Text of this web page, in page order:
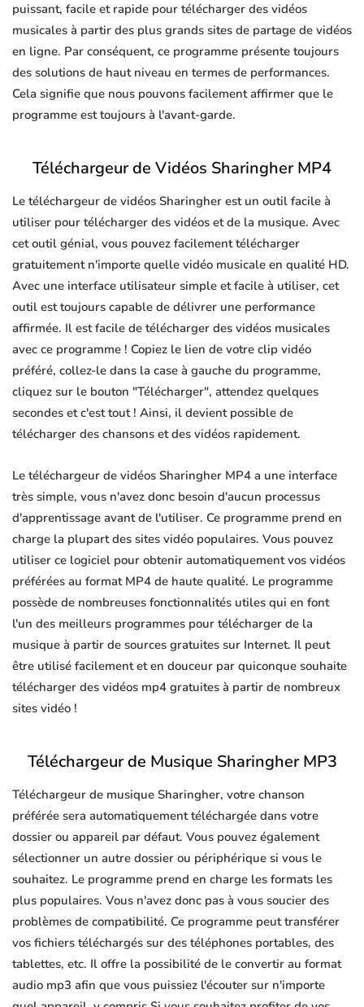
puissant, facile et rapide pour télécharger des vidéos
musicales à partir des plus grands sites de partage de vidéos
en ligne. Par conséquent, ce programme présente toujours
des solutions de haut niveau en termes de performances.
Cela signifie que nous pouvons facilement affirmer que le
programme est toujours à l'avant-garde.
Téléchargeur de Vidéos Sharingher MP4
Le téléchargeur de vidéos Sharingher est un outil facile à
utiliser pour télécharger des vidéos et de la musique. Avec
cet outil génial, vous pouvez facilement télécharger
gratuitement n'importe quelle vidéo musicale en qualité HD.
Avec une interface utilisateur simple et facile à utiliser, cet
outil est toujours capable de délivrer une performance
affirmée. Il est facile de télécharger des vidéos musicales
avec ce programme ! Copiez le lien de votre clip vidéo
préféré, collez-le dans la case à gauche du programme,
cliquez sur le bouton "Télécharger", attendez quelques
secondes et c'est tout ! Ainsi, il devient possible de
télécharger des chansons et des vidéos rapidement.
Le téléchargeur de vidéos Sharingher MP4 a une interface
très simple, vous n'avez donc besoin d'aucun processus
d'apprentissage avant de l'utiliser. Ce programme prend en
charge la plupart des sites vidéo populaires. Vous pouvez
utiliser ce logiciel pour obtenir automatiquement vos vidéos
préférées au format MP4 de haute qualité. Le programme
possède de nombreuses fonctionnalités utiles qui en font
l'un des meilleurs programmes pour télécharger de la
musique à partir de sources gratuites sur Internet. Il peut
être utilisé facilement et en douceur par quiconque souhaite
télécharger des vidéos mp4 gratuites à partir de nombreux
sites vidéo !
Téléchargeur de Musique Sharingher MP3
Téléchargeur de musique Sharingher, votre chanson
préférée sera automatiquement téléchargée dans votre
dossier ou appareil par défaut. Vous pouvez également
sélectionner un autre dossier ou périphérique si vous le
souhaitez. Le programme prend en charge les formats les
plus populaires. Vous n'avez donc pas à vous soucier des
problèmes de compatibilité. Ce programme peut transférer
vos fichiers téléchargés sur des téléphones portables, des
tablettes, etc. Il offre la possibilité de le convertir au format
audio mp3 afin que vous puissiez l'écouter sur n'importe